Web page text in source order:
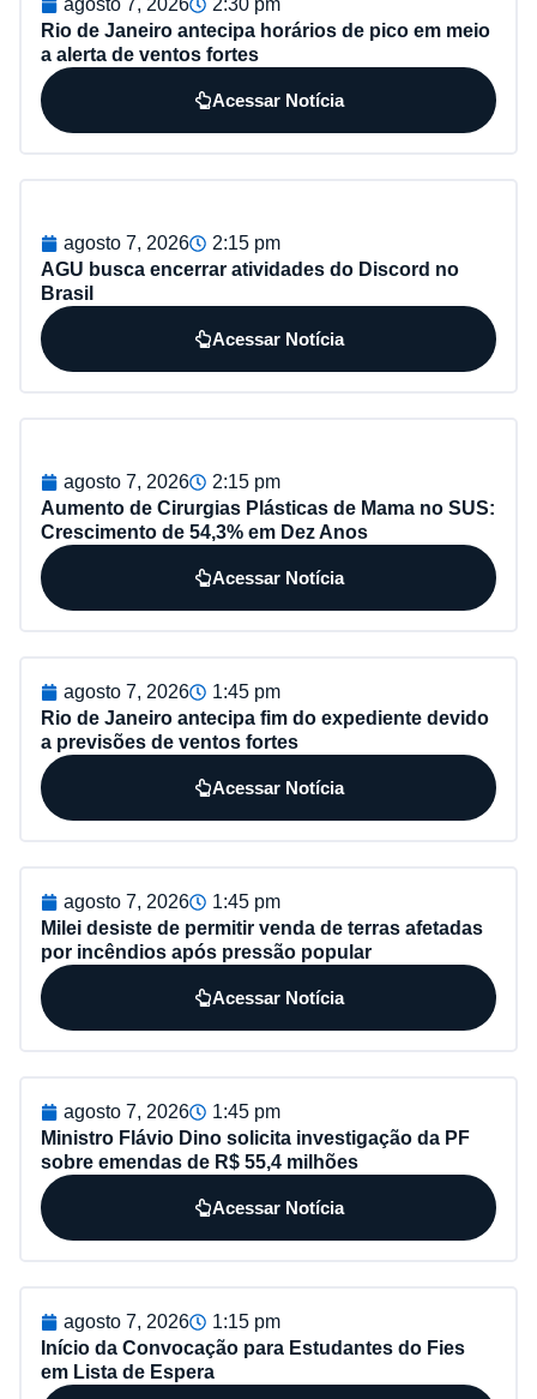
agosto 7, 2026
2:30 pm
Rio de Janeiro antecipa horários de pico em meio
a alerta de ventos fortes
Acessar Notícia
agosto 7, 2026
2:15 pm
AGU busca encerrar atividades do Discord no
Brasil
Acessar Notícia
agosto 7, 2026
2:15 pm
Aumento de Cirurgias Plásticas de Mama no SUS:
Crescimento de 54,3% em Dez Anos
Acessar Notícia
agosto 7, 2026
1:45 pm
Rio de Janeiro antecipa fim do expediente devido
a previsões de ventos fortes
Acessar Notícia
agosto 7, 2026
1:45 pm
Milei desiste de permitir venda de terras afetadas
por incêndios após pressão popular
Acessar Notícia
agosto 7, 2026
1:45 pm
Ministro Flávio Dino solicita investigação da PF
sobre emendas de R$ 55,4 milhões
Acessar Notícia
agosto 7, 2026
1:15 pm
Início da Convocação para Estudantes do Fies
em Lista de Espera